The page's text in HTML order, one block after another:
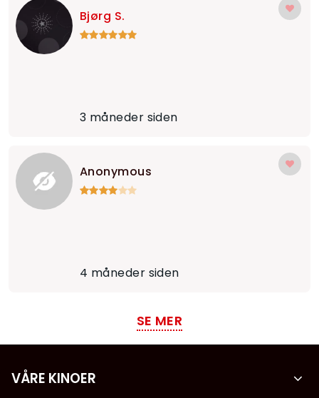
Bjørg S.
3 måneder siden
Anonymous
4 måneder siden
SE MER
VÅRE KINOER